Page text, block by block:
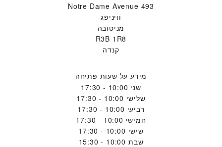
493 Notre Dame Avenue
וויניפג
מניטובה
R3B 1R8
קנדה
מידע על שעות פתיחה
שני 10:00 - 17:30
שלישי 10:00 - 17:30
רביעי 10:00 - 17:30
חמישי 10:00 - 17:30
שישי 10:00 - 17:30
שבת 10:00 - 15:30